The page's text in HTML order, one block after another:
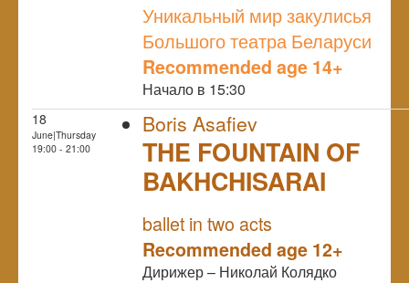
Уникальный мир закулисья
Большого театра Беларуси
Recommended age 14+
Начало в 15:30
18
June|Thursday
19:00 - 21:00
Boris Asafiev
THE FOUNTAIN OF
BAKHCHISARAI
ballet in two acts
Recommended age 12+
Дирижер – Николай Колядко